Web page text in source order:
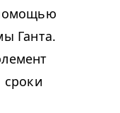
Ганта.